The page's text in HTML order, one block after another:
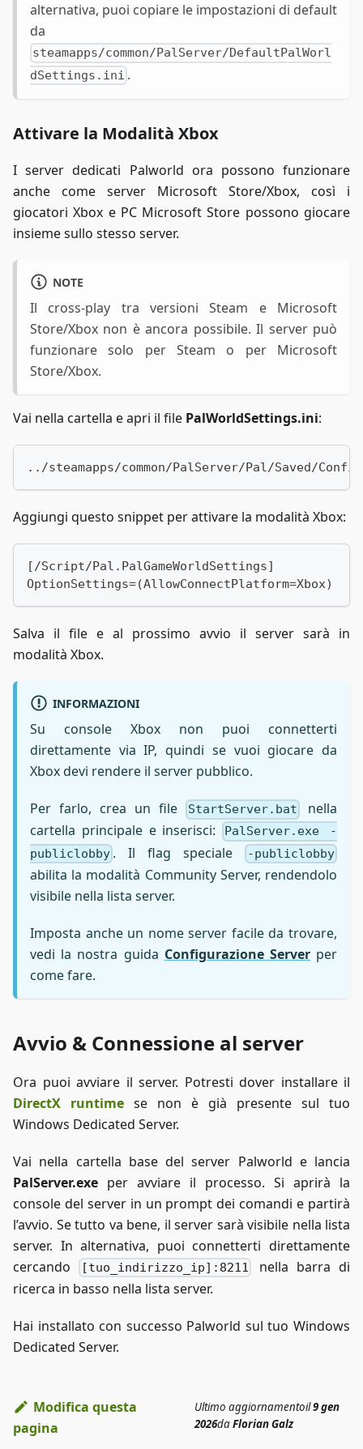
alternativa, puoi copiare le impostazioni di default
da
steamapps/common/PalServer/DefaultPalWorl
dSettings.ini .
Attivare la Modalità Xbox
I server dedicati Palworld ora possono funzionare
anche come server Microsoft Store/Xbox, così i
giocatori Xbox e PC Microsoft Store possono giocare
insieme sullo stesso server.
NOTE
Il cross-play tra versioni Steam e Microsoft
Store/Xbox non è ancora possibile. Il server può
funzionare solo per Steam o per Microsoft
Store/Xbox.
Vai nella cartella e apri il file PalWorldSettings.ini:
../steamapps/common/PalServer/Pal/Saved/
Aggiungi questo snippet per attivare la modalità Xbox:
[/Script/Pal.PalGameWorldSettings]
OptionSettings=(AllowConnectPlatform=Xbox)
Salva il file e al prossimo avvio il server sarà in
modalità Xbox.
INFORMAZIONI
Su console Xbox non puoi connetterti
direttamente via IP, quindi se vuoi giocare da
Xbox devi rendere il server pubblico.
Per farlo, crea un file StartServer.bat
nella
cartella principale e inserisci: PalServer.exe -
publiclobby . Il flag speciale -publiclobby
abilita la modalità Community Server, rendendolo
visibile nella lista server.
Imposta anche un nome server facile da trovare,
vedi la nostra guida Configurazione Serverper
come fare.
Avvio & Connessione al server
Ora puoi avviare il server. Potresti dover installare il
DirectX runtime se non è già presente sul tuo
Windows Dedicated Server.
Vai nella cartella base del server Palworld e lancia
PalServer.exe per avviare il processo. Si aprirà la
console del server in un prompt dei comandi e partirà
l’avvio. Se tutto va bene, il server sarà visibile nella lista
server. In alternativa, puoi connetterti direttamente
cercando
[tuo_indirizzo_ip]:8211
nella barra di
ricerca in basso nella lista server.
Hai installato con successo Palworld sul tuo Windows
Dedicated Server.
Modifica questa
pagina
Ultimo aggiornamentoil9 gen
2026daFlorian Galz